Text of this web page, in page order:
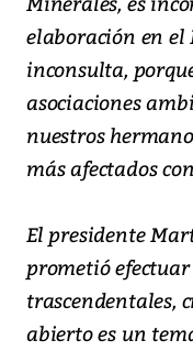
elaboración en el
inconsulta,
asociaciones
nuestros
más afectados
El presidente
prometió
trascendentales,
abierto es un